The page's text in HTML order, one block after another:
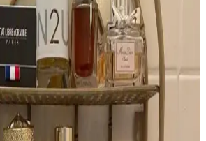
parfüm ve koku önerileri, doğal ve hafif
sağlar.
ve Glossier Fleur Parfümleri:
ve Nostalji
Fleur parfümleri, tropikal
notalarıyla benzerlik gösterir. Her iki
nostaljik bir bağ oluşturur ve genç